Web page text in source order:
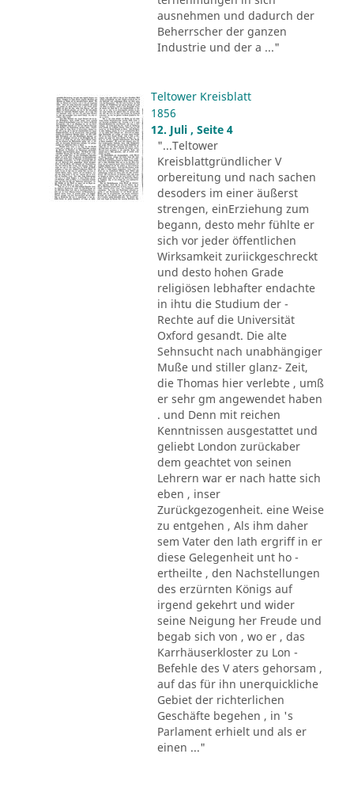
ausnehmen und dadurch der
Beherrscher der ganzen
Industrie und der a ..."
Teltower Kreisblatt
1856
12. Juli , Seite 4
"...Teltower
Kreisblattgründlicher V
orbereitung und nach sachen
desoders im einer äußerst
strengen, einErziehung zum
begann, desto mehr fühlte er
sich vor jeder öffentlichen
Wirksamkeit zuriickgeschreckt
und desto hohen Grade
religiösen lebhafter endachte
in ihtu die Studium der -
Rechte auf die Universität
Oxford gesandt. Die alte
Sehnsucht nach unabhängiger
Muße und stiller glanz- Zeit,
die Thomas hier verlebte , umß
er sehr gm angewendet haben
. und Denn mit reichen
Kenntnissen ausgestattet und
geliebt London zurückaber
dem geachtet von seinen
Lehrern war er nach hatte sich
eben , inser
Zurückgezogenheit. eine Weise
zu entgehen , Als ihm daher
sem Vater den lath ergriff in er
diese Gelegenheit unt ho -
ertheilte , den Nachstellungen
des erzürnten Königs auf
irgend gekehrt und wider
seine Neigung her Freude und
begab sich von , wo er , das
Karrhäuserkloster zu Lon -
Befehle des V aters gehorsam ,
auf das für ihn unerquickliche
Gebiet der richterlichen
Geschäfte begehen , in 's
Parlament erhielt und als er
einen ..."